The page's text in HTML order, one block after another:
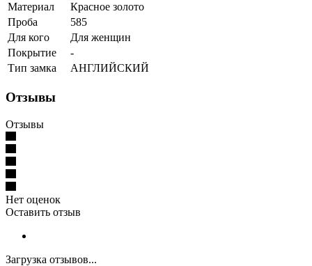
Материал
Красное золото
Проба
585
Для кого
Для женщин
Покрытие
-
Тип замка
АНГЛИЙСКИЙ
Отзывы
Отзывы
Нет оценок
Оставить отзыв
Загрузка отзывов...